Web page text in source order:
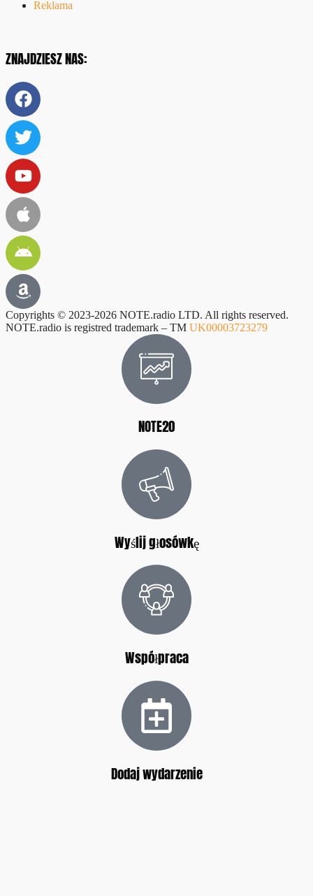
Reklama
ZNAJDZIESZ NAS:
Copyrights © 2023-2026 NOTE.radio LTD. All rights reserved.
NOTE.radio is registred trademark – TM UK00003723279
NOTE20
Wyślij głosówkę
Współpraca
Dodaj wydarzenie